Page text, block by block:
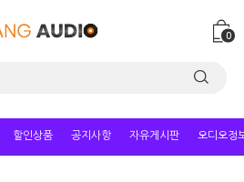
0
할인상품 공지사항 자유게시판 오디오정